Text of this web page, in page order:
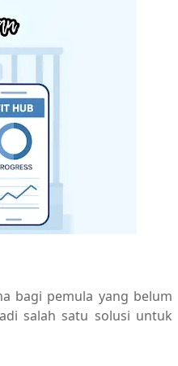
bagi pemula yang belum
salah satu solusi untuk